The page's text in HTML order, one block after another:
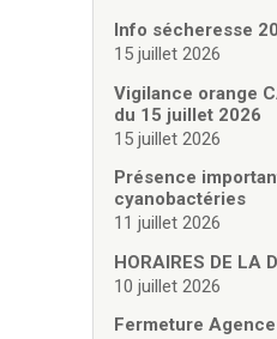
Info sécheresse
15 juillet 2026
Vigilance orange
du 15 juillet 2026
15 juillet 2026
Présence
cyanobactéries
11 juillet 2026
HORAIRES DE LA
10 juillet 2026
Fermeture